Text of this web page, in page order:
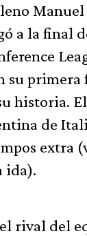
a la final
su primera
historia.
de
extra
ida).
rival del